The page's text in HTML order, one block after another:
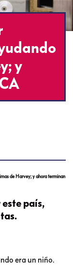
y
de Harvey; y ahora terminan
país,
era un niño.